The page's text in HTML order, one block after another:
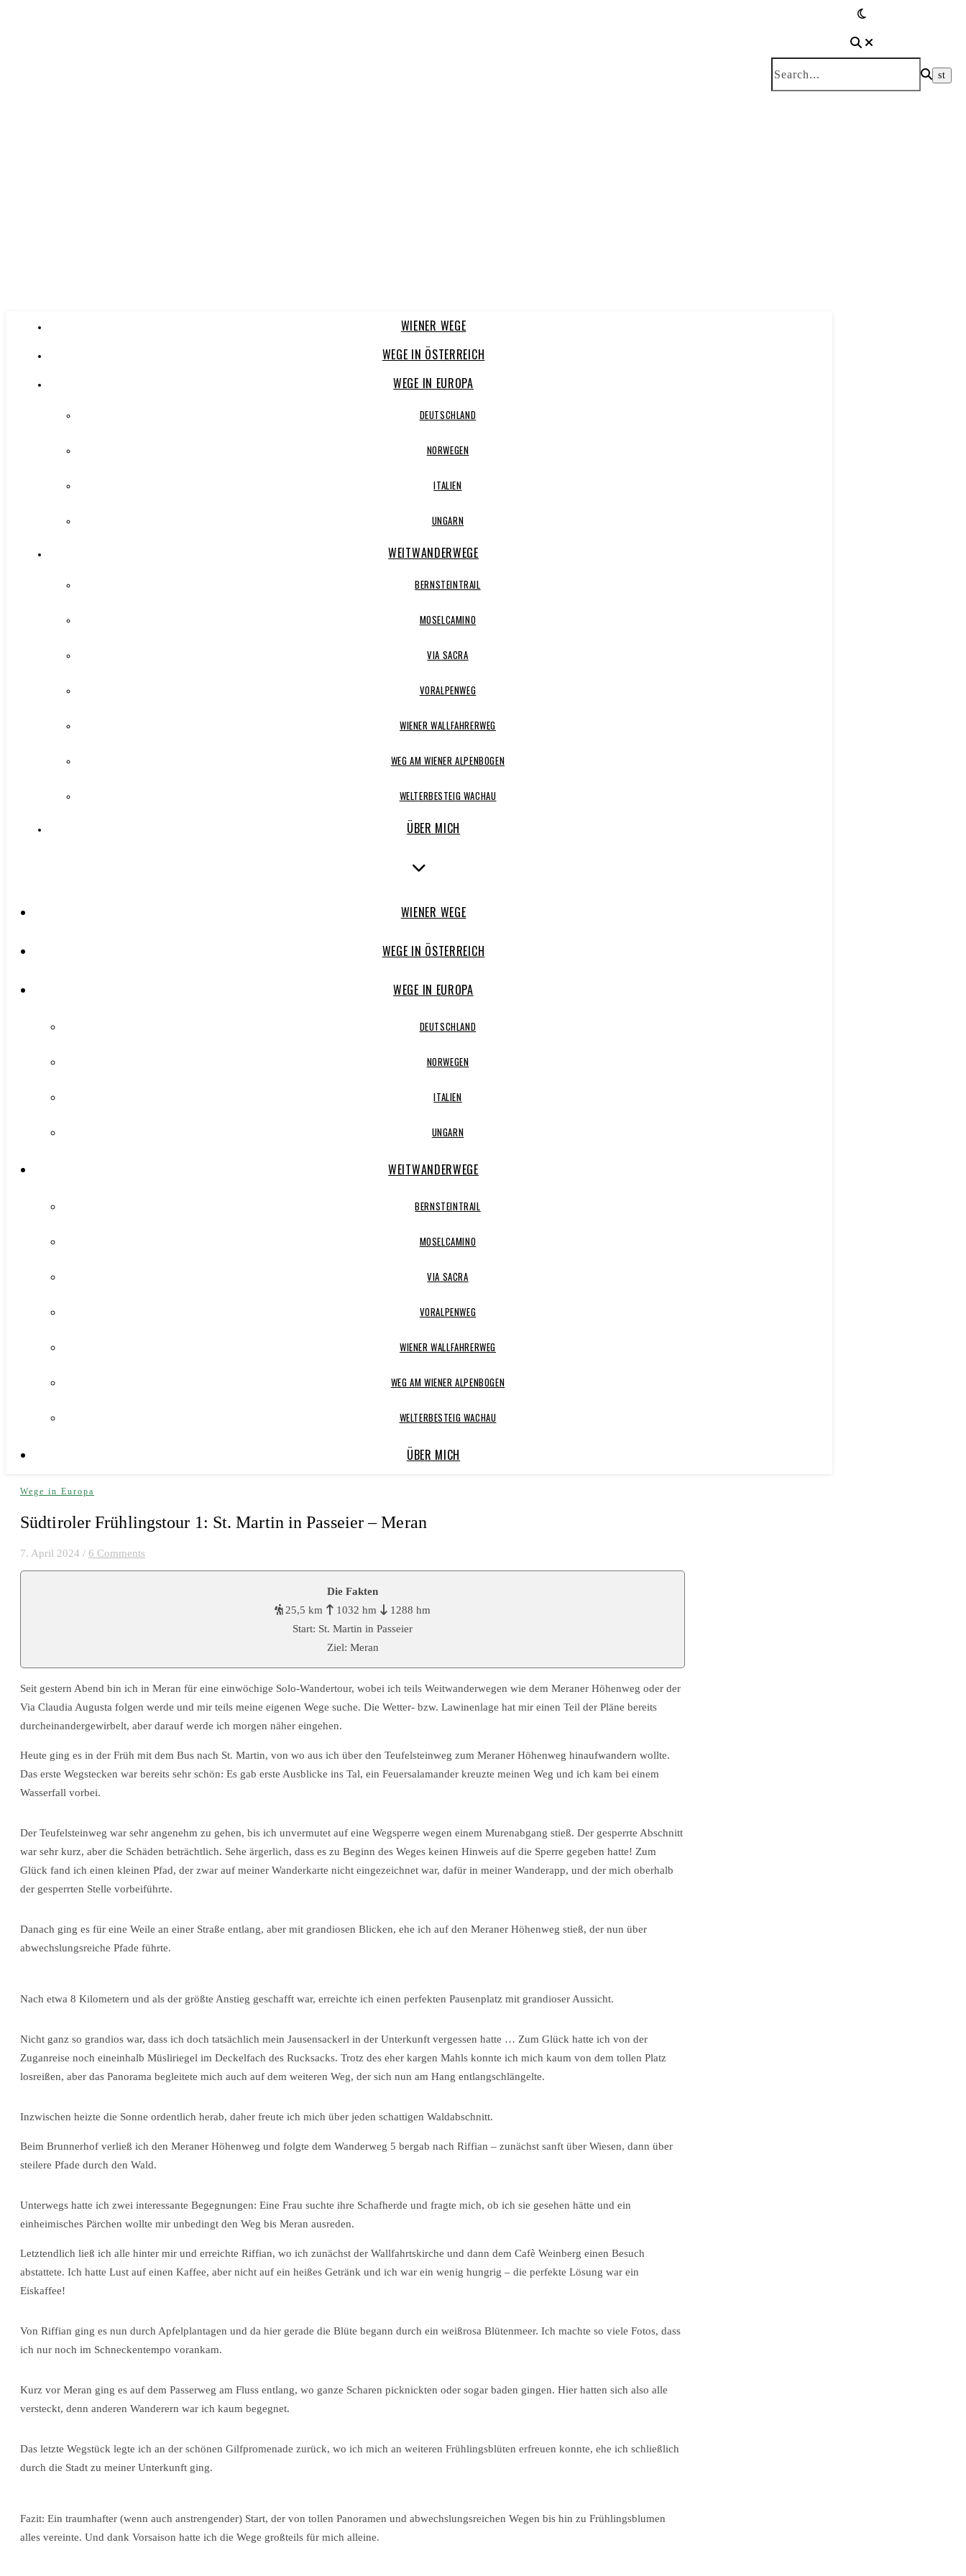
WIENER WEGE
WEGE IN ÖSTERREICH
WEGE IN EUROPA
DEUTSCHLAND
NORWEGEN
ITALIEN
UNGARN
WEITWANDERWEGE
BERNSTEINTRAIL
MOSELCAMINO
VIA SACRA
VORALPENWEG
WIENER WALLFAHRERWEG
WEG AM WIENER ALPENBOGEN
WELTERBESTEIG WACHAU
ÜBER MICH
WIENER WEGE
WEGE IN ÖSTERREICH
WEGE IN EUROPA
DEUTSCHLAND
NORWEGEN
ITALIEN
UNGARN
WEITWANDERWEGE
BERNSTEINTRAIL
MOSELCAMINO
VIA SACRA
VORALPENWEG
WIENER WALLFAHRERWEG
WEG AM WIENER ALPENBOGEN
WELTERBESTEIG WACHAU
ÜBER MICH
Wege in Europa
Südtiroler Frühlingstour 1: St. Martin in Passeier – Meran
7. April 2024 / 6 Comments
Die Fakten
25,5 km
1032 hm
1288 hm
Start: St. Martin in Passeier
Ziel: Meran
Seit gestern Abend bin ich in Meran für eine einwöchige Solo-Wandertour, wobei ich teils Weitwanderwegen wie dem Meraner Höhenweg oder der
Via Claudia Augusta folgen werde und mir teils meine eigenen Wege suche. Die Wetter- bzw. Lawinenlage hat mir einen Teil der Pläne bereits
durcheinandergewirbelt, aber darauf werde ich morgen näher eingehen.
Heute ging es in der Früh mit dem Bus nach St. Martin, von wo aus ich über den Teufelsteinweg zum Meraner Höhenweg hinaufwandern wollte.
Das erste Wegstecken war bereits sehr schön: Es gab erste Ausblicke ins Tal, ein Feuersalamander kreuzte meinen Weg und ich kam bei einem
Wasserfall vorbei.
Der Teufelsteinweg war sehr angenehm zu gehen, bis ich unvermutet auf eine Wegsperre wegen einem Murenabgang stieß. Der gesperrte Abschnitt
war sehr kurz, aber die Schäden beträchtlich. Sehe ärgerlich, dass es zu Beginn des Weges keinen Hinweis auf die Sperre gegeben hatte! Zum
Glück fand ich einen kleinen Pfad, der zwar auf meiner Wanderkarte nicht eingezeichnet war, dafür in meiner Wanderapp, und der mich oberhalb
der gesperrten Stelle vorbeiführte.
Danach ging es für eine Weile an einer Straße entlang, aber mit grandiosen Blicken, ehe ich auf den Meraner Höhenweg stieß, der nun über
abwechslungsreiche Pfade führte.
Nach etwa 8 Kilometern und als der größte Anstieg geschafft war, erreichte ich einen perfekten Pausenplatz mit grandioser Aussicht.
Nicht ganz so grandios war, dass ich doch tatsächlich mein Jausensackerl in der Unterkunft vergessen hatte … Zum Glück hatte ich von der
Zuganreise noch eineinhalb Müsliriegel im Deckelfach des Rucksacks. Trotz des eher kargen Mahls konnte ich mich kaum von dem tollen Platz
losreißen, aber das Panorama begleitete mich auch auf dem weiteren Weg, der sich nun am Hang entlangschlängelte.
Inzwischen heizte die Sonne ordentlich herab, daher freute ich mich über jeden schattigen Waldabschnitt.
Beim Brunnerhof verließ ich den Meraner Höhenweg und folgte dem Wanderweg 5 bergab nach Riffian – zunächst sanft über Wiesen, dann über
steilere Pfade durch den Wald.
Unterwegs hatte ich zwei interessante Begegnungen: Eine Frau suchte ihre Schafherde und fragte mich, ob ich sie gesehen hätte und ein
einheimisches Pärchen wollte mir unbedingt den Weg bis Meran ausreden.
Letztendlich ließ ich alle hinter mir und erreichte Riffian, wo ich zunächst der Wallfahrtskirche und dann dem Cafè Weinberg einen Besuch
abstattete. Ich hatte Lust auf einen Kaffee, aber nicht auf ein heißes Getränk und ich war ein wenig hungrig – die perfekte Lösung war ein
Eiskaffee!
Von Riffian ging es nun durch Apfelplantagen und da hier gerade die Blüte begann durch ein weißrosa Blütenmeer. Ich machte so viele Fotos, dass
ich nur noch im Schneckentempo vorankam.
Kurz vor Meran ging es auf dem Passerweg am Fluss entlang, wo ganze Scharen picknickten oder sogar baden gingen. Hier hatten sich also alle
versteckt, denn anderen Wanderern war ich kaum begegnet.
Das letzte Wegstück legte ich an der schönen Gilfpromenade zurück, wo ich mich an weiteren Frühlingsblüten erfreuen konnte, ehe ich schließlich
durch die Stadt zu meiner Unterkunft ging.
Fazit: Ein traumhafter (wenn auch anstrengender) Start, der von tollen Panoramen und abwechslungsreichen Wegen bis hin zu Frühlingsblumen
alles vereinte. Und dank Vorsaison hatte ich die Wege großteils für mich alleine.